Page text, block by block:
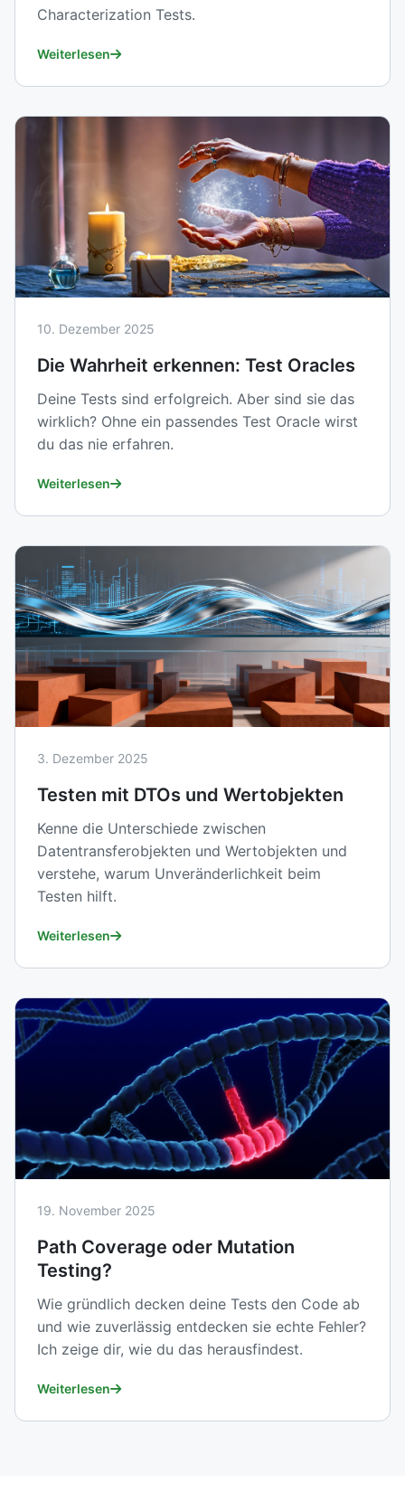
Characterization Tests.
Weiterlesen
10. Dezember 2025
Die Wahrheit erkennen: Test Oracles
Deine Tests sind erfolgreich. Aber sind sie das
wirklich? Ohne ein passendes Test Oracle wirst
du das nie erfahren.
Weiterlesen
3. Dezember 2025
Testen mit DTOs und Wertobjekten
Kenne die Unterschiede zwischen
Datentransferobjekten und Wertobjekten und
verstehe, warum Unveränderlichkeit beim
Testen hilft.
Weiterlesen
19. November 2025
Path Coverage oder Mutation
Testing?
Wie gründlich decken deine Tests den Code ab
und wie zuverlässig entdecken sie echte Fehler?
Ich zeige dir, wie du das herausfindest.
Weiterlesen